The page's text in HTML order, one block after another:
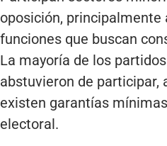
oposición, principalmente
funciones que buscan
La mayoría de los
abstuvieron de participar,
existen garantías
electoral.